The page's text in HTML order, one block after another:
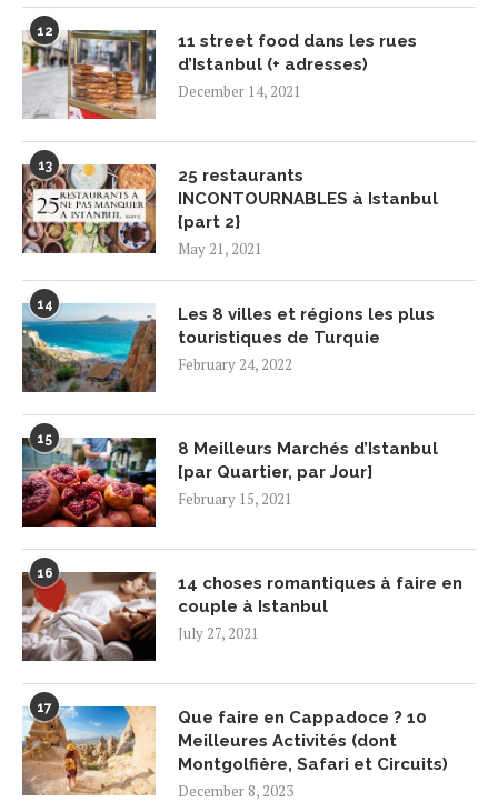
12
11 street food dans les rues
d’Istanbul (+ adresses)
December 14, 2021
13
25 restaurants
INCONTOURNABLES à Istanbul
{part 2}
May 21, 2021
14
Les 8 villes et régions les plus
touristiques de Turquie
February 24, 2022
15
8 Meilleurs Marchés d’Istanbul
[par Quartier, par Jour]
February 15, 2021
16
14 choses romantiques à faire en
couple à Istanbul
July 27, 2021
17
Que faire en Cappadoce ? 10
Meilleures Activités (dont
Montgolfière, Safari et Circuits)
December 8, 2023